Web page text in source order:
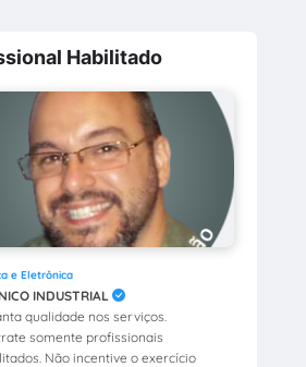
Habilitado
e Eletrônica
INDUSTRIAL
qualidade nos serviços.
somente profissionais
Não incentive o exercício